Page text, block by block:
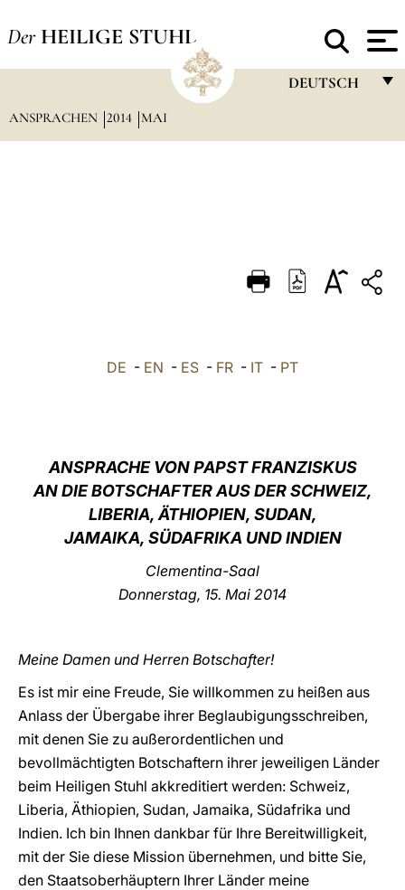
Der HEILIGE STUHL
DEUTSCH
DEUTSCH
العربيّة
ANSPRACHEN 2014 MAI
DE - EN - ES - FR - IT - PT
ANSPRACHE VON PAPST FRANZISKUS
AN DIE BOTSCHAFTER AUS DER SCHWEIZ,
LIBERIA, ÄTHIOPIEN, SUDAN,
JAMAIKA, SÜDAFRIKA UND INDIEN
Clementina-Saal
Donnerstag, 15. Mai 2014
Meine Damen und Herren Botschafter!
Es ist mir eine Freude, Sie willkommen zu heißen aus
Anlass der Übergabe ihrer Beglaubigungsschreiben,
mit denen Sie zu außerordentlichen und
bevollmächtigten Botschaftern ihrer jeweiligen Länder
beim Heiligen Stuhl akkreditiert werden: Schweiz,
Liberia, Äthiopien, Sudan, Jamaika, Südafrika und
Indien. Ich bin Ihnen dankbar für Ihre Bereitwilligkeit,
mit der Sie diese Mission übernehmen, und bitte Sie,
den Staatsoberhäuptern Ihrer Länder meine